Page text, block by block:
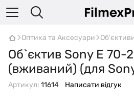
Оптика та Аксесуари
Об`єктив Sony E 70-
(вживаний) (для
Артикул: 11614 Написати відгук